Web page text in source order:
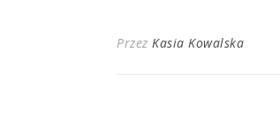
Przez Kasia Kowalska